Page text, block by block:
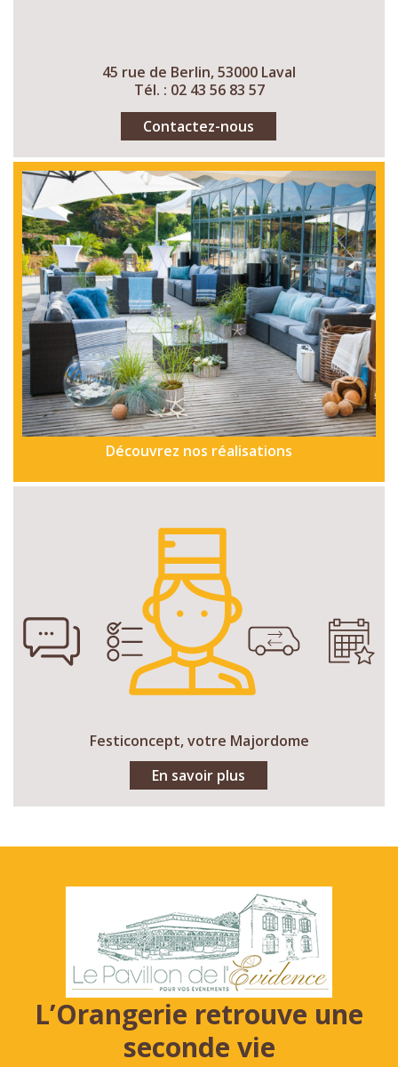
45 rue de Berlin, 53000 Laval
Tél. : 02 43 56 83 57
Contactez-nous
Découvrez nos réalisations
Festiconcept, votre Majordome
En savoir plus
L’Orangerie retrouve une
seconde vie